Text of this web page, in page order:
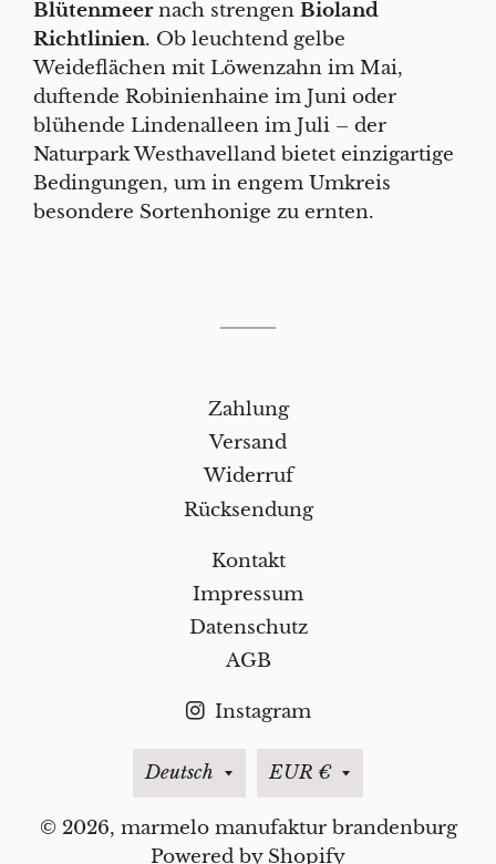
Blütenmeernach strengen Bioland
Richtlinien. Ob leuchtend gelbe
Weideflächen mit Löwenzahn im Mai,
duftende Robinienhaine im Juni oder
blühende Lindenalleen im Juli – der
Naturpark Westhavelland bietet einzigartige
Bedingungen, um in engem Umkreis
besondere Sortenhonige zu ernten.
Zahlung
Versand
Widerruf
Rücksendung
Kontakt
Impressum
Datenschutz
AGB
Instagram
Sprache
Deutsch Währung
EUR €
© 2026, marmelo manufaktur brandenburg
Powered by Shopify